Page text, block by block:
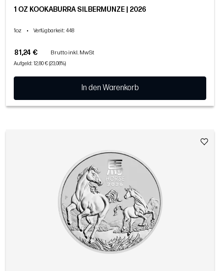
1 OZ KOOKABURRA SILBERMÜNZE | 2026
1oz • Verfügbarkeit: 448
81,24 € Brutto inkl. MwSt
Aufgeld: 12,80 € (23,08%)
In den Warenkorb